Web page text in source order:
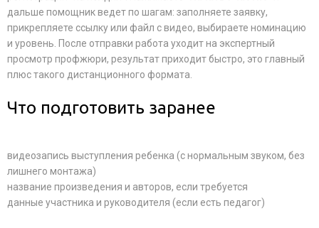
дальше помощник ведет по шагам: заполняете заявку,
прикрепляете ссылку или файл с видео, выбираете номинацию
и уровень. После отправки работа уходит на экспертный
просмотр профжюри, результат приходит быстро, это главный
плюс такого дистанционного формата.
Что подготовить заранее
видеозапись выступления ребенка (с нормальным звуком, без
лишнего монтажа)
название произведения и авторов, если требуется
данные участника и руководителя (если есть педагог)